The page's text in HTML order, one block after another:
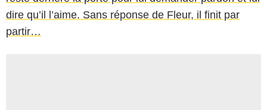
dire qu’il l’aime. Sans réponse de Fleur, il finit par
partir…